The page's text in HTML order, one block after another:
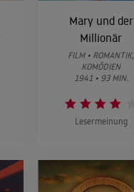
Mary und der
Millionär
FILM • ROMANTIK,
KOMÖDIEN
1941 • 93 MIN.
Lesermeinung